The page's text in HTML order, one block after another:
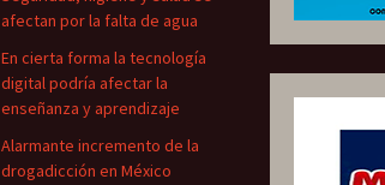
afectan por la falta de agua
En cierta forma la tecnología
digital podría afectar la
enseñanza y aprendizaje
Alarmante incremento de la
drogadicción en México